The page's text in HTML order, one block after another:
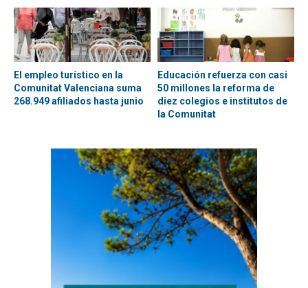
El empleo turístico en la
Comunitat Valenciana suma
268.949 afiliados hasta junio
Educación refuerza con casi
50 millones la reforma de
diez colegios e institutos de
la Comunitat